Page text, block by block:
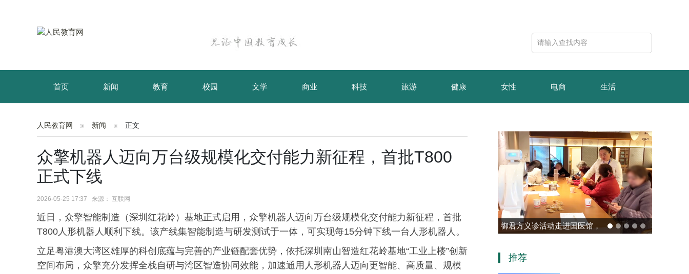
首页 新闻 教育 校园 文学 商业 科技 旅游 健康 女性 电商 生活
育儿 资讯
人民教育网 新闻 正文
众擎机器人迈向万台级规模化交付能力新征程，首批T800
正式下线
2026-05-25 17:37 来源： 互联网
近日，众擎智能制造（深圳红花岭）基地正式启用，众擎机器人迈向万台级规模化交付能力新征程，首批
T800人形机器人顺利下线。该产线集智能制造与研发测试于一体，可实现每15分钟下线一台人形机器人。
立足粤港澳大湾区雄厚的科创底蕴与完善的产业链配套优势，依托深圳南山智造红花岭基地“工业上楼”创新
空间布局，众擎充分发挥全栈自研与湾区智造协同效能，加速通用人形机器人迈向更智能、高质量、规模
玻色量子完成10亿元B轮融
算机赛道唯一代表！
推荐